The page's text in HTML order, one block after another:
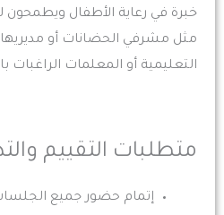
خبرة في رعاية الأطفال ويطمحون
مثل مشرفي الحضانات أو
التعليمية أو المعلمات الراغبات
متطلبات التقييم
إتمام حضور جميع